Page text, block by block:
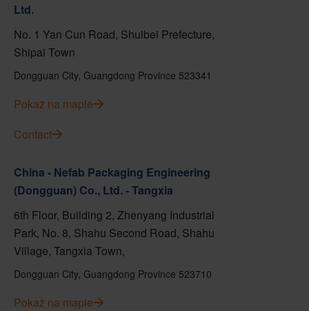
Ltd.
No. 1 Yan Cun Road, Shuibei Prefecture,
Shipai Town
Dongguan City, Guangdong Province 523341
Pokaż na mapie
Contact
China - Nefab Packaging Engineering
(Dongguan) Co., Ltd. - Tangxia
6th Floor, Building 2, Zhenyang Industrial
Park, No. 8, Shahu Second Road, Shahu
Village, Tangxia Town,
Dongguan City, Guangdong Province 523710
Pokaż na mapie